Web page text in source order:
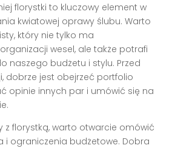
florystki to kluczowy element w
kwiatowej oprawy ślubu. Warto
który nie tylko ma
wesel, ale także potrafi
naszego budżetu i stylu. Przed
dobrze jest obejrzeć portfolio
opinie innych par i umówić się na
z florystką, warto otwarcie omówić
i ograniczenia budżetowe. Dobra